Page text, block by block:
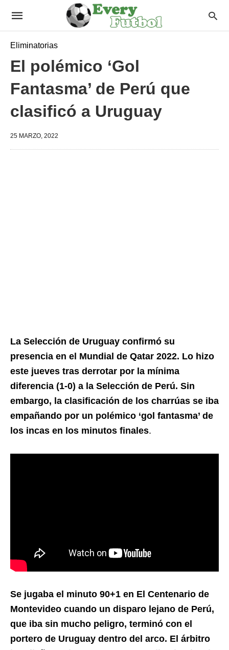
Eliminatorias
El polémico ‘Gol
Fantasma’ de Perú que
clasificó a Uruguay
25 MARZO, 2022
La Selección de Uruguay confirmó su
presencia en el Mundial de Qatar 2022. Lo hizo
este jueves tras derrotar por la mínima
diferencia (1-0) a la Selección de Perú. Sin
embargo, la clasificación de los charrúas se iba
empañando por un polémico ‘gol fantasma’ de
los incas en los minutos finales.
Se jugaba el minuto 90+1 en El Centenario de
Montevideo cuando un disparo lejano de Perú,
que iba sin mucho peligro, terminó con el
portero de Uruguay dentro del arco. El árbitro